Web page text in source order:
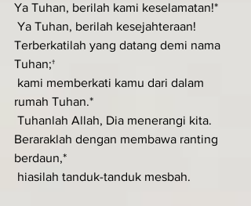
Ya Tuhan, berilah kami keselamatan!*
Ya Tuhan, berilah kesejahteraan!
Terberkatilah yang datang demi nama
Tuhan;†
rumah Tuhan.*
Tuhanlah Allah, Dia menerangi kita.
Beraraklah dengan membawa ranting
berdaun,*
hiasilah tanduk-tanduk mesbah.